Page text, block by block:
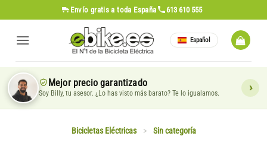
al
contenido
Envío gratis a toda España 613 610 555
Español
Mejor precio garantizado
Soy Billy, tu asesor. ¿Lo has visto más barato? Te lo igualamos.
Bicicletas Eléctricas > Sin categoría